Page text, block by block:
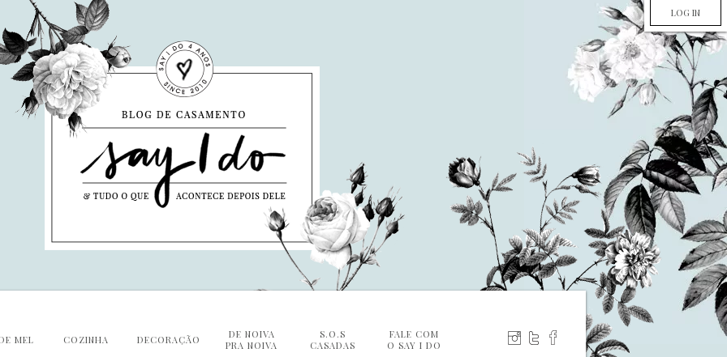
LOG IN
MEL COZINHA DECORAÇÃO
DE NOIVA
PRA NOIVA
S.O.S
CASADAS
FALE COM
O SAY I DO